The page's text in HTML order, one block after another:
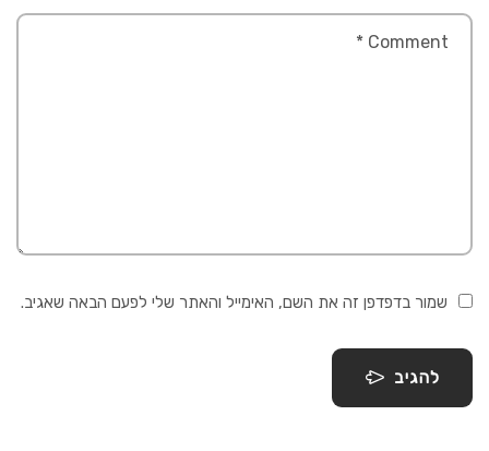
שמור בדפדפן זה את השם, האימייל והאתר שלי לפעם הבאה שאגיב.
להגיב